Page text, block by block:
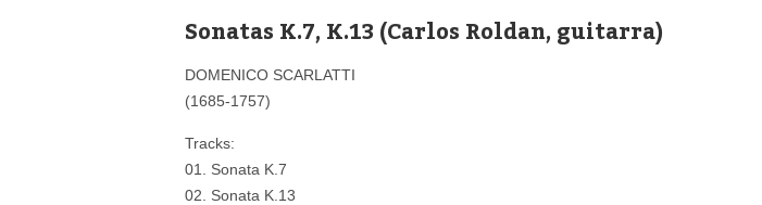
Sonatas K.7, K.13 (Carlos Roldan, guitarra)
DOMENICO SCARLATTI
(1685-1757)
Tracks:
01. Sonata K.7
02. Sonata K.13